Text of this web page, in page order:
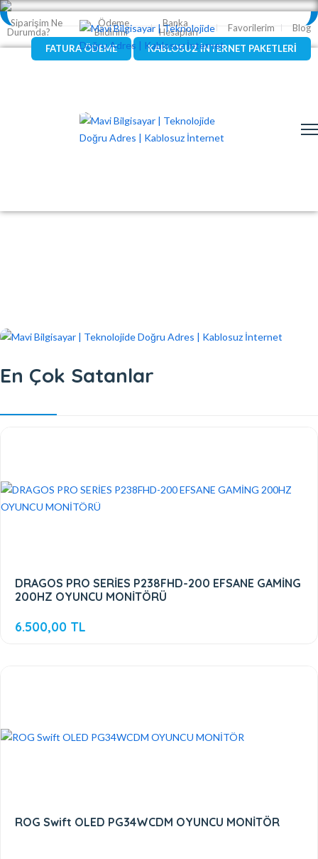
Siparişim Ne
Durumda?
Ödeme
Bildirimi
Banka
Hesapları
Favorilerim
Blog
FATURA ÖDEME
KABLOSUZ İNTERNET PAKETLERİ
Bilgisayar Bileşenleri
Oyun Alanı - Gaming Zone Klavye-Mouse
En Çok Satanlar
DRAGOS PRO SERİES P238FHD-200 EFSANE GAMİNG
200HZ OYUNCU MONİTÖRÜ
6.500,00 TL
ROG Swift OLED PG34WCDM OYUNCU MONİTÖR